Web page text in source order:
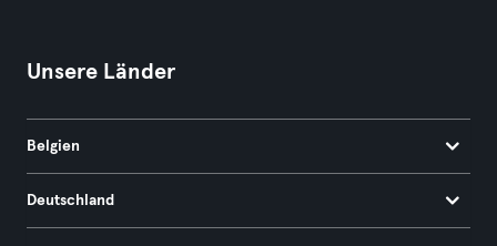
Unsere Länder
Belgien
Deutschland